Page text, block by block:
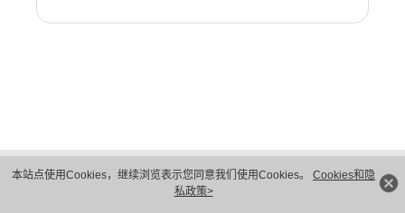
本站点使用Cookies，继续浏览表示您同意我们使用Cookies。 Cookies和隐
私政策>
版权所有 © 华为技术有限公司 1998-2026。 保留一切权利。粤A2-20044005号
隐私保护